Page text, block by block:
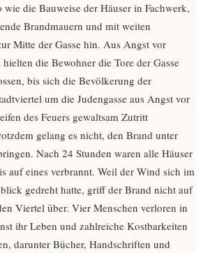
wie die Bauweise der Häuser in Fachwerk,
Brandmauern und mit weiten
Mitte der Gasse hin. Aus Angst vor
die Bewohner die Tore der Gasse
bis sich die Bevölkerung der
um die Judengasse aus Angst vor
des Feuers gewaltsam Zutritt
gelang es nicht, den Brand unter
Nach 24 Stunden waren alle Häuser
auf eines verbrannt. Weil der Wind sich im
gedreht hatte, griff der Brand nicht auf
Viertel über. Vier Menschen verloren in
ihr Leben und zahlreiche Kostbarkeiten
darunter Bücher, Handschriften und